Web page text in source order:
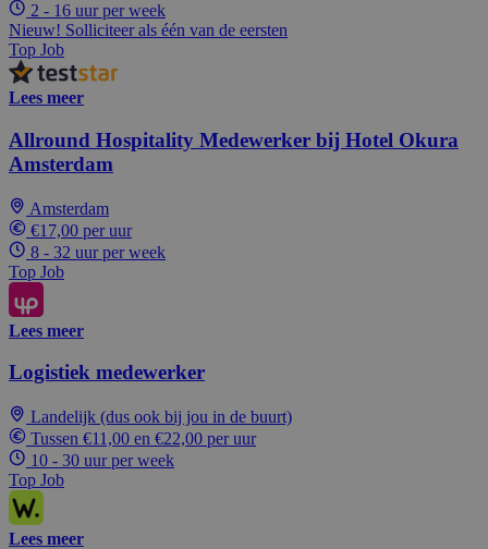
2 - 16 uur per week
Nieuw! Solliciteer als één van de eersten
Top Job
Lees meer
Allround Hospitality Medewerker bij Hotel Okura
Amsterdam
Amsterdam
€17,00 per uur
8 - 32 uur per week
Top Job
Lees meer
Logistiek medewerker
Landelijk (dus ook bij jou in de buurt)
Tussen €11,00 en €22,00 per uur
10 - 30 uur per week
Top Job
Lees meer